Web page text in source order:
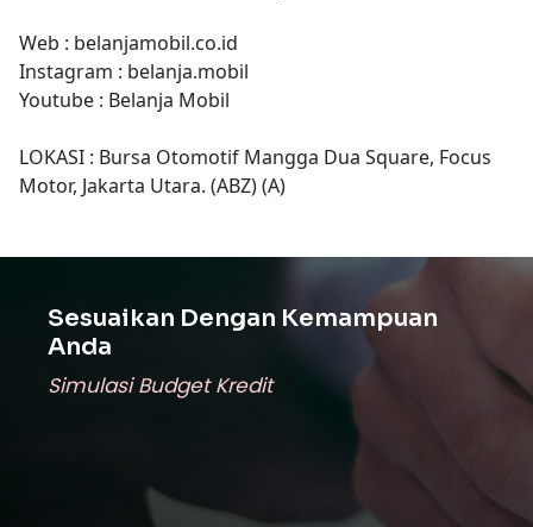
Web : belanjamobil.co.id
Instagram : belanja.mobil
Youtube : Belanja Mobil
LOKASI : Bursa Otomotif Mangga Dua Square, Focus
Motor, Jakarta Utara. (ABZ) (A)
Sesuaikan Dengan Kemampuan
Anda
Simulasi Budget Kredit